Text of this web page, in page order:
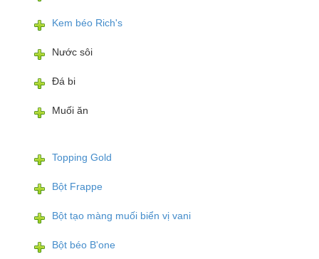
Kem béo Rich's
Nước sôi
Đá bi
Muối ăn
Topping Gold
Bột Frappe
Bột tạo màng muối biển vị vani
Bột béo B'one